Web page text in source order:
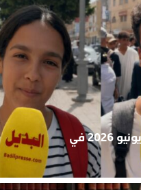
نطلاق امتحانات البكالوريا دورة يونيو 2026 في